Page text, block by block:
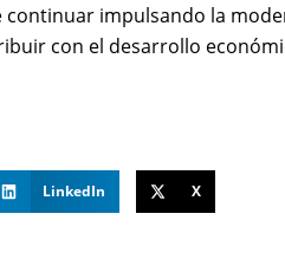
continuar impulsando la
con el desarrollo
LinkedIn X